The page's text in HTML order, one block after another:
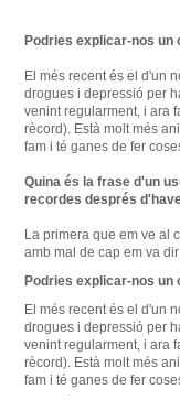
Podries explicar-nos un
El més recent és el d'un
drogues i depressió per
venint regularment, i ara
rècord). Està molt més
fam i té ganes de fer
Quina és la frase d'un
recordes després
La primera que em ve al
amb mal de cap em va
Podries explicar-nos un
El més recent és el d'un
drogues i depressió per
venint regularment i ara
rècord) Està molt més
fam i té ganes de fer